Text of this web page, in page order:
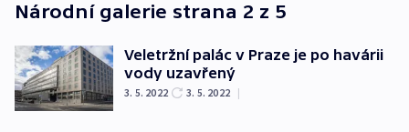
Národní galerie strana 2 z 5
Veletržní palác v Praze je po havárii
vody uzavřený
3. 5. 2022 3. 5. 2022 |